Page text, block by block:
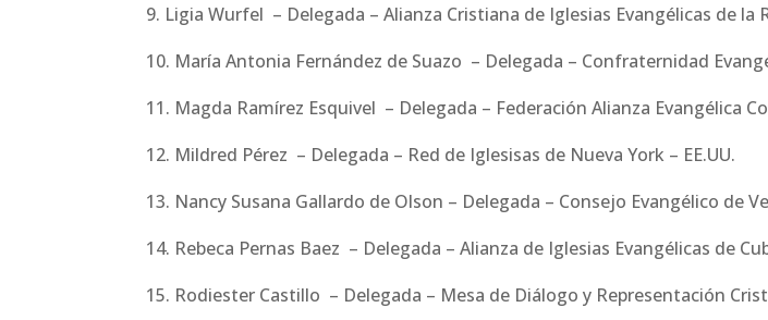
9. Ligia Wurfel – Delegada – Alianza Cristiana de Iglesias Evangélicas de la
10. María Antonia Fernández de Suazo – Delegada – Confraternidad
11. Magda Ramírez Esquivel – Delegada – Federación Alianza Evangélica
12. Mildred Pérez – Delegada – Red de Iglesisas de Nueva York – EE.UU.
13. Nancy Susana Gallardo de Olson – Delegada – Consejo Evangélico de
14. Rebeca Pernas Baez – Delegada – Alianza de Iglesias Evangélicas de
15. Rodiester Castillo – Delegada – Mesa de Diálogo y Representación